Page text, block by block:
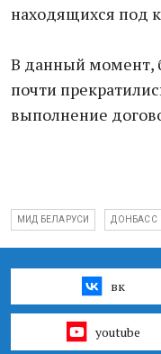
находящихся под
В данный момент,
почти
выполнение
МИД БЕЛАРУСИ ДОНБАСС
вк
youtube